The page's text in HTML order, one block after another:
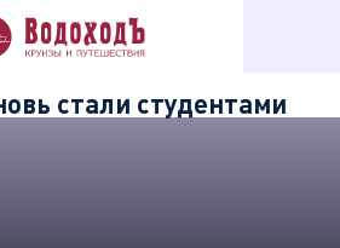
о компании Новости «Водохода»
стали студентами